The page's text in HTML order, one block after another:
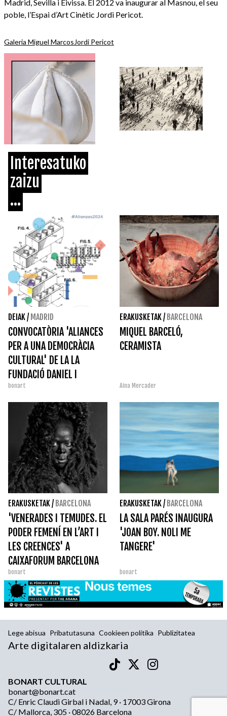
Madrid, Sevilla i Eivissa. El 2012 va inaugurar al Masnou, el seu
poble, l’Espai d’Art Cinètic Jordi Pericot.
Galeria Miguel MarcosJordi Pericot
Interesatuko
zaizu
...
DEIAK/ MADRID
CONVOCATÒRIA 'ALIANCES
PER A UNA DEMOCRÀCIA
CULTURAL' DE LA LA
FUNDACIÓ DANIEL I
NINA CARASSO
bonart
ERAKUSKETAK/ BARCELONA
MIQUEL BARCELÓ,
CERAMISTA
Aina Mercader
ERAKUSKETAK/ BARCELONA
'VENERADES I TEMUDES. EL
PODER FEMENÍ EN L’ART I
LES CREENCES' A
CAIXAFORUM BARCELONA
bonart
ERAKUSKETAK/ BARCELONA
LA SALA PARÉS INAUGURA
'JOAN BOY. NOLI ME
TANGERE'
bonart
Lege abisua Pribatutasuna Cookieen politika Publizitatea
Arte digitalaren aldizkaria
BONART CULTURAL
bonart@bonart.cat
C/ Enric Claudi Girbal i Nadal, 9 · 17003 Girona
C/ Mallorca, 305 · 08026 Barcelona